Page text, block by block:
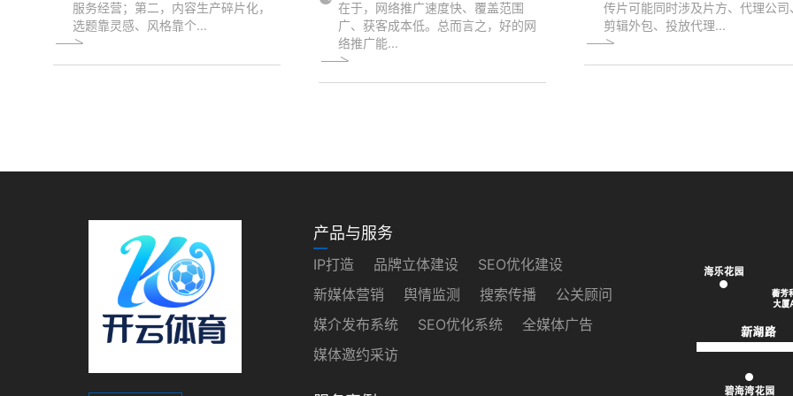
服务经营；第二，内容生产碎片化，
选题靠灵感、风格靠个...
在于，网络推广速度快、覆盖范围
广、获客成本低。总而言之，好的网
络推广能...
传片可能同时涉及片方、代理公司
剪辑外包、投放代理...
产品与服务
IP打造 品牌立体建设
SEO优化建设
新媒体营销
舆情监测 搜索传播
公关顾问
媒介发布系统
SEO优化系统
全媒体广告
媒体邀约采访